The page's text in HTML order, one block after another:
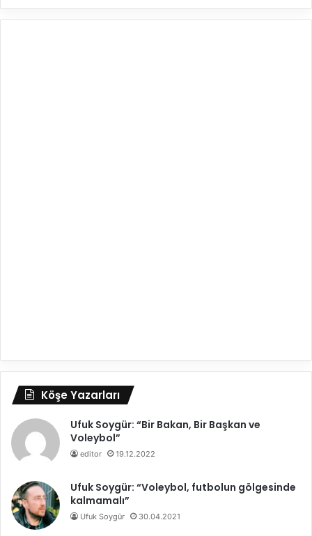
Köşe Yazarları
Ufuk Soygür: “Bir Bakan, Bir Başkan ve
Voleybol”
editor 19.12.2022
Ufuk Soygür: “Voleybol, futbolun gölgesinde
kalmamalı”
Ufuk Soygür 30.04.2021